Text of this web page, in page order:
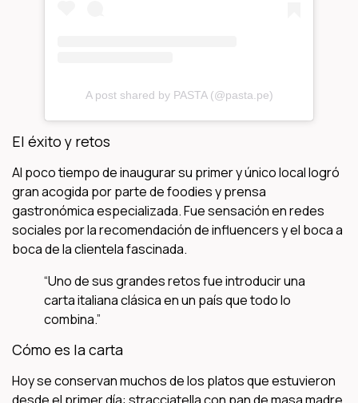
A post shared by PASTA (@pasta.pe)
El éxito y retos
Al poco tiempo de inaugurar su primer y único local logró
gran acogida por parte de foodies y prensa
gastronómica especializada. Fue sensación en redes
sociales por la recomendación de influencers y el boca a
boca de la clientela fascinada.
“Uno de sus grandes retos fue introducir una
carta italiana clásica en un país que todo lo
combina.”
Cómo es la carta
Hoy se conservan muchos de los platos que estuvieron